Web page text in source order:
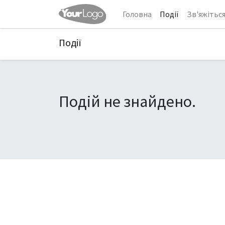
Головна Події
Події
Подій не знайдено.